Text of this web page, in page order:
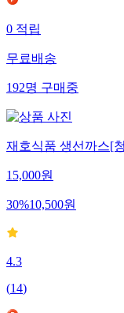
0적립
무료배송
192명구매중
재호식품 생선까스[
15,000원
30%10,500원
4.3
(14)